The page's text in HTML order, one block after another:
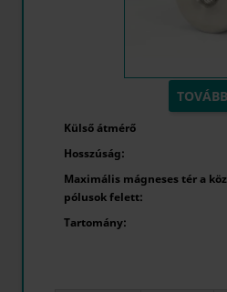
Külső átmérő
Hosszúság:
Maximális mágneses tér a
pólusok felett:
Tartomány: